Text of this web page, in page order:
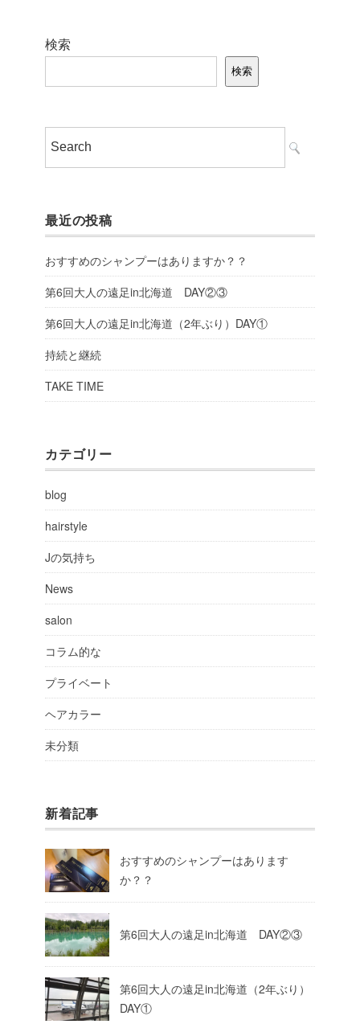
検索
検索
最近の投稿
おすすめのシャンプーはありますか？？
第6回大人の遠足in北海道 DAY②③
第6回大人の遠足in北海道（2年ぶり）DAY①
持続と継続
TAKE TIME
カテゴリー
blog
hairstyle
Jの気持ち
News
salon
コラム的な
プライベート
ヘアカラー
未分類
新着記事
おすすめのシャンプーはあります
か？？
第6回大人の遠足in北海道 DAY②③
第6回大人の遠足in北海道（2年ぶり）
DAY①